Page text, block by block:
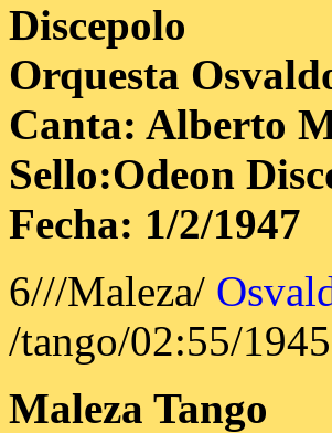
Discepolo
Orquesta
Canta: Alberto
Sello:Odeon
Fecha: 1/2/1947
6///Maleza/
/tango/02:55/
Maleza Tango